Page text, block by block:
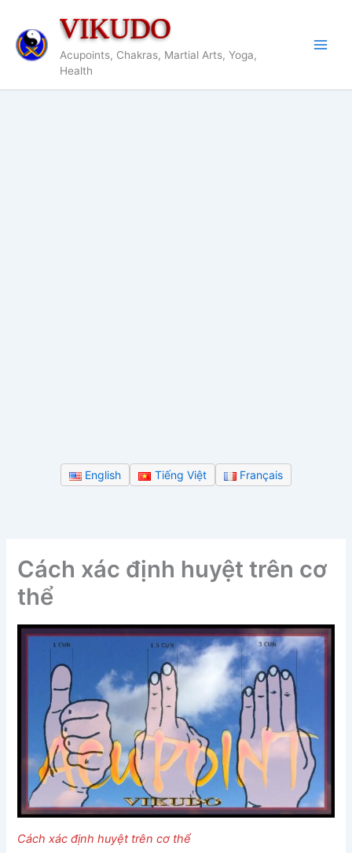
dung
VIKUDO
Acupoints, Chakras, Martial Arts, Yoga,
Health
English Tiếng Việt Français
Cách xác định huyệt trên cơ
thể
Cách xác định huyệt trên cơ thể